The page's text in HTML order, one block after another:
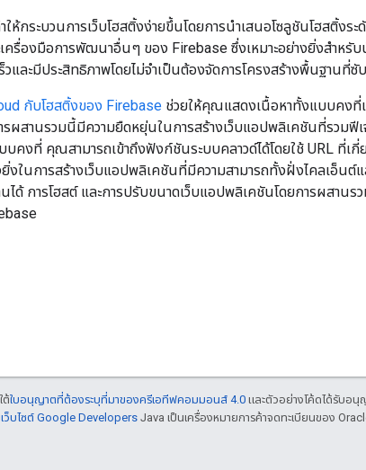
ห้กระบวนการเว็บโฮสติ้งง่ายขึ้นโดยการนำเสนอโซลูชันโฮสติ้งร
ครื่องมือการพัฒนาอื่นๆ ของ Firebase ซึ่งเหมาะอย่างยิ่งสำห
และมีประสิทธิภาพโดยไม่จำเป็นต้องจัดการโครงสร้างพื้นฐานที่ซั
กับโฮสติ้งของ Firebase ช่วยให้คุณแสดงเนื้อหาทั้งแบบคงที่
รผสานรวมนี้มีความยืดหยุ่นในการสร้างเว็บแอปพลิเคชันที่รวม
บคงที่ คุณสามารถเข้าถึงฟังก์ชันระบบคลาวด์ได้โดยใช้ URL ที่เ
งในการสร้างเว็บแอปพลิเคชันที่มีความสามารถทั้งฝั่งไคลเอ็นต์
ได้ การโฮสต์ และการปรับขนาดเว็บแอปพลิเคชันโดยการผสาน
ต้ใบอนุญาตที่ต้องระบุที่มาของครีเอทีฟคอมมอนส์ 4.0 และตัวอย่างโค้ดได้รับอนุ
ว็บไซต์ Google Developers Java เป็นเครื่องหมายการค้าจดทะเบียนของ